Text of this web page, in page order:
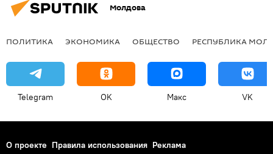
Молдова
ПОЛИТИКА ЭКОНОМИКА ОБЩЕСТВО РЕСПУБЛИКА
Telegram OK Макс VK
О проекте Правила использования Реклама